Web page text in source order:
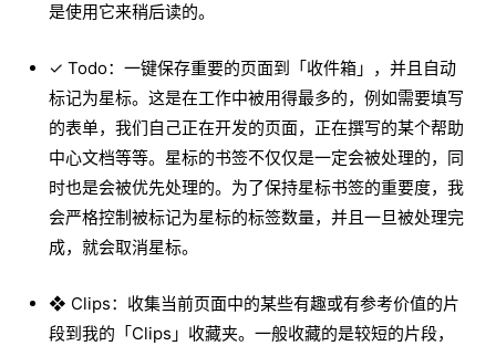
是使用它来稍后读的。
✓ Todo：一键保存重要的页面到「收件箱」，并且自动
标记为星标。这是在工作中被用得最多的，例如需要填写
的表单，我们自己正在开发的页面，正在撰写的某个帮助
中心文档等等。星标的书签不仅仅是一定会被处理的，同
时也是会被优先处理的。为了保持星标书签的重要度，我
会严格控制被标记为星标的标签数量，并且一旦被处理完
成，就会取消星标。
❖ Clips：收集当前页面中的某些有趣或有参考价值的片
段到我的「Clips」收藏夹。一般收藏的是较短的片段，